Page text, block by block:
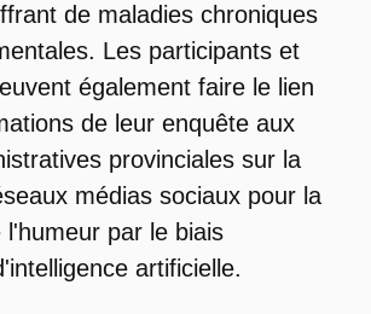
de maladies chroniques
Les participants et
également faire le lien
de leur enquête aux
provinciales sur la
médias sociaux pour la
l'humeur par le biais
artificielle.